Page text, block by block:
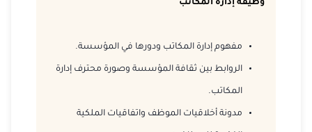
2026-12-07 لندن التفاصيل
وظيفة إدارة المكاتب
مفهوم إدارة المكاتب ودورها في المؤسسة.
الروابط بين ثقافة المؤسسة وصورة محترف إدارة
المكاتب.
مدونة أخلاقيات الموظف واتفاقيات الملكية